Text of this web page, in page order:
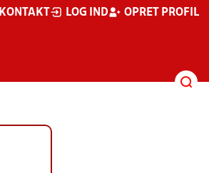
KONTAKT LOG IND OPRET PROFIL